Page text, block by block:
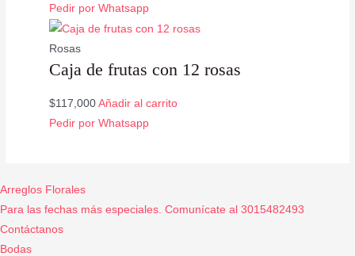
Pedir por Whatsapp
Rosas
Caja de frutas con 12 rosas
$117,000 Añadir al carrito
Pedir por Whatsapp
Arreglos Florales
Para las fechas más especiales. Comunícate al 3015482493
Contáctanos
Bodas